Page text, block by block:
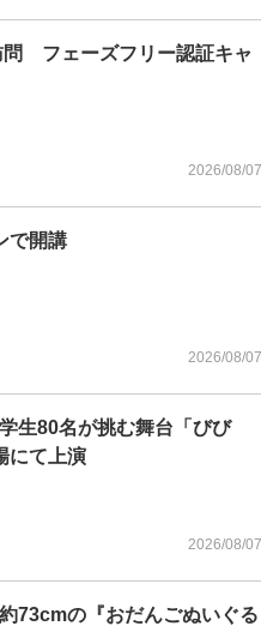
問 フェーズフリー認証キャ
2026/08/07
で開講
2026/08/07
生80名が挑む舞台「びび
にて上演
2026/08/07
73cmの『おだんごぬいぐる